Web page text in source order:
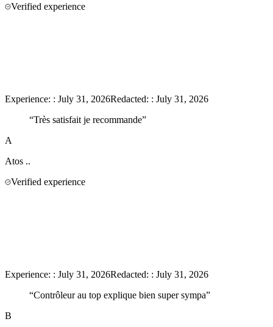
Verified experience
Experience: : July 31, 2026Redacted: : July 31, 2026
“Très satisfait je recommande”
A
Atos ..
Verified experience
Experience: : July 31, 2026Redacted: : July 31, 2026
“Contrôleur au top explique bien super sympa”
B